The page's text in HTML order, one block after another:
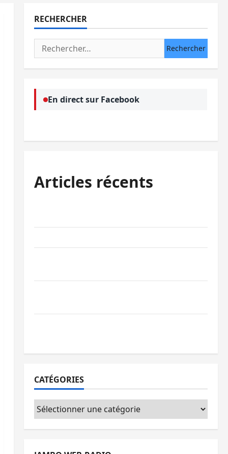
RECHERCHER
Rechercher :
En direct sur Facebook
Articles récents
CATÉGORIES
Catégories